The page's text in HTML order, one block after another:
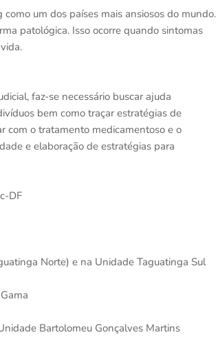
um dos países mais ansiosos do mundo.
patológica. Isso ocorre quando sintomas
faz-se necessário buscar ajuda
bem como traçar estratégias de
com o tratamento medicamentoso e o
e elaboração de estratégias para
DF
Norte) e na Unidade Taguatinga Sul
Bartolomeu Gonçalves Martins